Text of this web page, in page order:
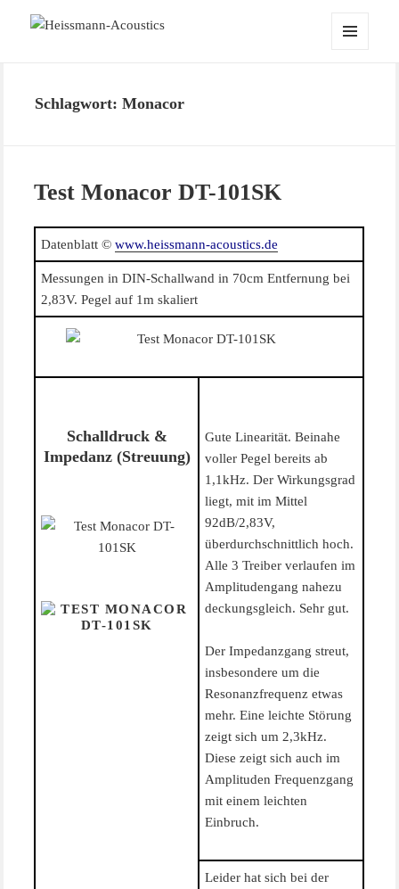
Schlagwort: Monacor
Test Monacor DT-101SK
Datenblatt ©www.heissmann-acoustics.de
Messungen in DIN-Schallwand in 70cm Entfernung bei
2,83V. Pegel auf 1m skaliert
Schalldruck &
Impedanz (Streuung)
Gute Linearität. Beinahe
voller Pegel bereits ab
1,1kHz. Der Wirkungsgrad
liegt, mit im Mittel
92dB/2,83V,
überdurchschnittlich hoch.
Alle 3 Treiber verlaufen im
Amplitudengang nahezu
deckungsgleich. Sehr gut.
Der Impedanzgang streut,
insbesondere um die
Resonanzfrequenz etwas
mehr. Eine leichte Störung
zeigt sich um 2,3kHz.
Diese zeigt sich auch im
Amplituden Frequenzgang
mit einem leichten
Einbruch.
Leider hat sich bei der